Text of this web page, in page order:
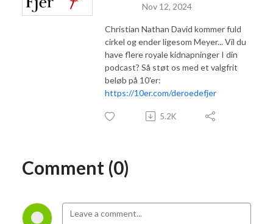
Nov 12, 2024
Christian Nathan David kommer fuld
cirkel og ender ligesom Meyer... Vil du
have flere royale kidnapninger I din
podcast? Så støt os med et valgfrit
beløb på 10'er:
https://10er.com/deroedefjer
5.2K
Comment (0)